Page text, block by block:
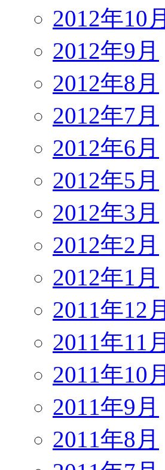
2012年10月
2012年9月
2012年8月
2012年7月
2012年6月
2012年5月
2012年3月
2012年2月
2012年1月
2011年12月
2011年11月
2011年10月
2011年9月
2011年8月